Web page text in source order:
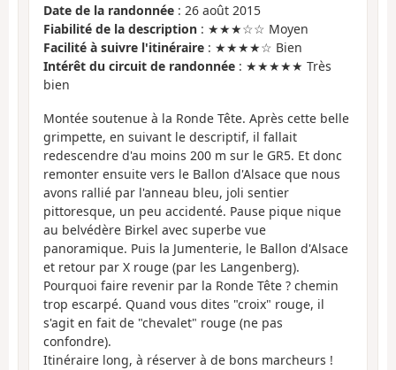
Date de la randonnée : 26 août 2015
Fiabilité de la description : ★★★☆☆ Moyen
Facilité à suivre l'itinéraire : ★★★★☆ Bien
Intérêt du circuit de randonnée : ★★★★★ Très
bien
Montée soutenue à la Ronde Tête. Après cette belle
grimpette, en suivant le descriptif, il fallait
redescendre d'au moins 200 m sur le GR5. Et donc
remonter ensuite vers le Ballon d'Alsace que nous
avons rallié par l'anneau bleu, joli sentier
pittoresque, un peu accidenté. Pause pique nique
au belvédère Birkel avec superbe vue
panoramique. Puis la Jumenterie, le Ballon d'Alsace
et retour par X rouge (par les Langenberg).
Pourquoi faire revenir par la Ronde Tête ? chemin
trop escarpé. Quand vous dites "croix" rouge, il
s'agit en fait de "chevalet" rouge (ne pas
confondre).
Itinéraire long, à réserver à de bons marcheurs !